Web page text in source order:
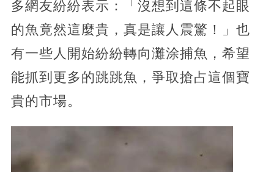
多網友紛紛表示：「沒想到這條不起眼
的魚竟然這麼貴，真是讓人震驚！」也
有一些人開始紛紛轉向灘涂捕魚，希望
能抓到更多的跳跳魚，爭取搶占這個寶
貴的市場。